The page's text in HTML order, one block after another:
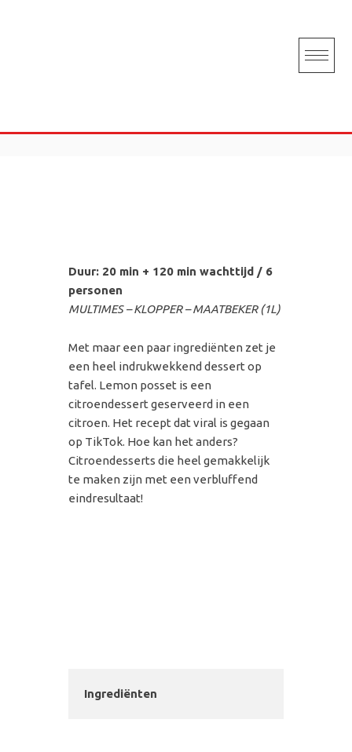
citroendesserts met
Duur: 20 min + 120 min wachttijd / 6
personen
MULTIMES – KLOPPER – MAATBEKER (1L)
Met maar een paar ingrediënten zet je
een heel indrukwekkend dessert op
tafel. Lemon posset is een
citroendessert geserveerd in een
citroen. Het recept dat viral is gegaan
op TikTok. Hoe kan het anders?
Citroendesserts die heel gemakkelijk
te maken zijn met een verbluffend
eindresultaat!
Ingrediënten